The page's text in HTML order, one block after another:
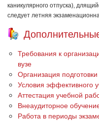
каникулярного отпуска),
следует летняя
Требования к
вузе
Организация
Условия эффективного
Аттестация учебной
Внеаудиторное
Работа в периоды